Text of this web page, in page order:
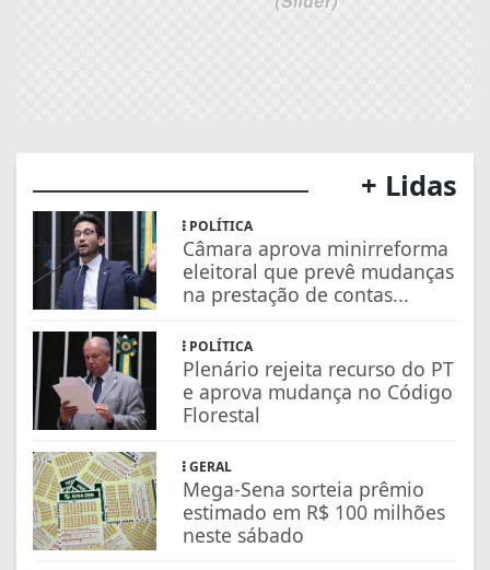
+ Lidas
POLÍTICA
Câmara aprova minirreforma
eleitoral que prevê mudanças
na prestação de contas...
POLÍTICA
Plenário rejeita recurso do PT
e aprova mudança no Código
Florestal
GERAL
Mega-Sena sorteia prêmio
estimado em R$ 100 milhões
neste sábado